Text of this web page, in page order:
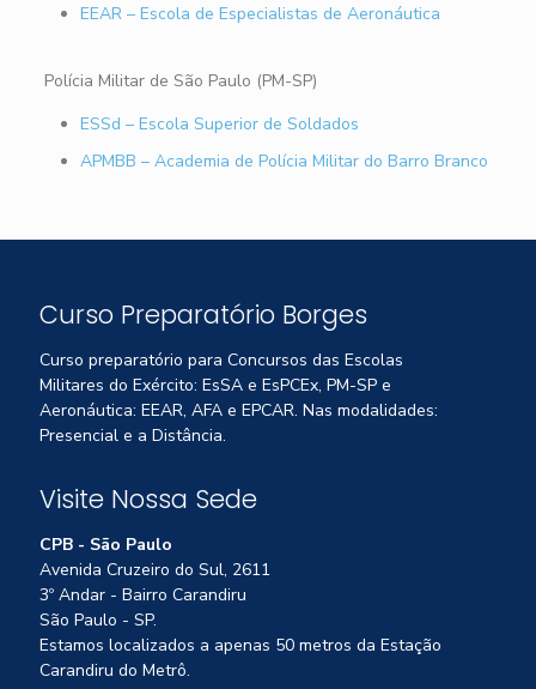
EEAR – Escola de Especialistas de Aeronáutica
Polícia Militar de São Paulo (PM-SP)
ESSd – Escola Superior de Soldados
APMBB – Academia de Polícia Militar do Barro Branco
Curso Preparatório Borges
Curso preparatório para Concursos das Escolas
Militares do Exército: EsSA e EsPCEx, PM-SP e
Aeronáutica: EEAR, AFA e EPCAR. Nas modalidades:
Presencial e a Distância.
Visite Nossa Sede
CPB - São Paulo
Avenida Cruzeiro do Sul, 2611
3º Andar - Bairro Carandiru
São Paulo - SP.
Estamos localizados a apenas 50 metros da Estação
Carandiru do Metrô.